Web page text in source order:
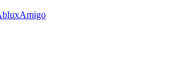
Amigo